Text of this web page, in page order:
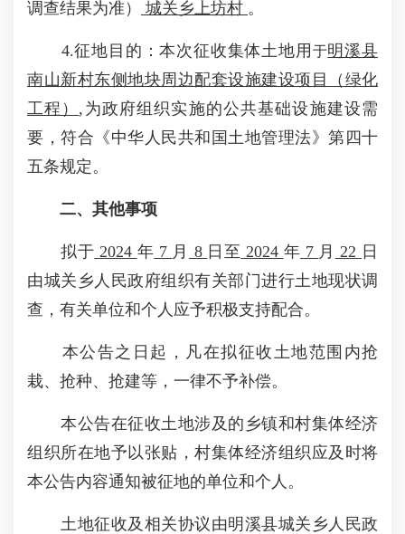
调查结果为准）
城关乡上坊村 。
4.征地目的：本次征收集体土地用 于明溪县
南山新村东侧地块周边配套设施建设项目（绿化
工程） ,为政府组织实施的公共基础设施建设需
要，符合《中华人民共和国土地管理法》第四十
五条规定。
二、其他事项
拟于 2024 年 7 月 8 日至 2024 年 7 月 22 日
由城关乡人民政府组织有关部门进行土地现状调
查，有关单位和个人应予积极支持配合。
本公告之日起，凡在拟征收土地范围内抢
栽、抢种、抢建等，一律不予补偿。
本公告在征收土地涉及的乡镇和村集体经济
组织所在地予以张贴，村集体经济组织应及时将
本公告内容通知被征地的单位和个人。
土地征收及相关协议由明溪县城关乡人民政